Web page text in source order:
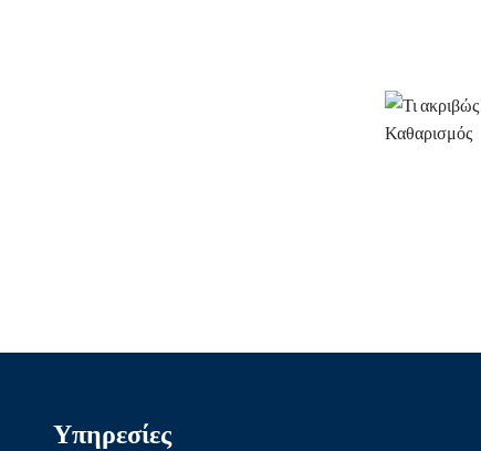
Υπηρεσίες